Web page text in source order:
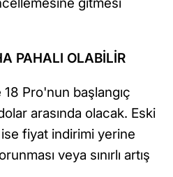
PAHALI OLABİLİR
Pro'nun başlangıç
arasında olacak. Eski
fiyat indirimi yerine
veya sınırlı artış